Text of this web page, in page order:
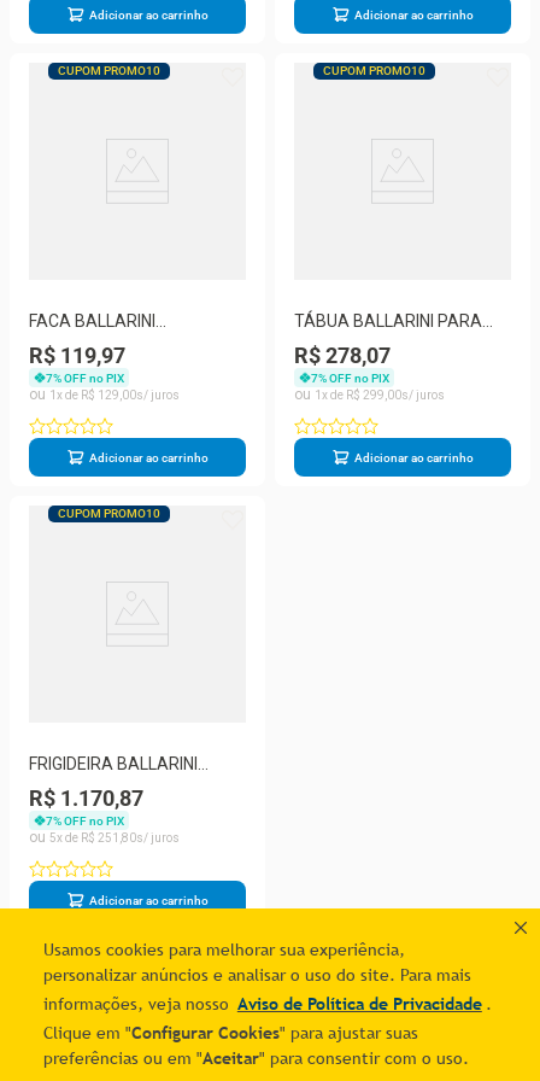
Usamos cookies para melhorar sua experiência,
personalizar anúncios e analisar o uso do site. Para mais
informações, veja nosso Aviso de Política de Privacidade .
Clique em "Configurar Cookies" para ajustar suas
preferências ou em "Aceitar" para consentir com o uso.
Adicionar ao carrinho Adicionar ao carrinho
CUPOM PROMO10
FACA BALLARINI
DESCASCAR 2 34 TANARO
185500710
R$ 119,97
7% OFF no PIX
1
R$ 129 00
Adicionar ao carrinho
CUPOM PROMO10
TÁBUA BALLARINI PARA
CORTAR EM MADEIRA
MÉDIA 186102000
R$ 278,07
7% OFF no PIX
1
R$ 299 00
Adicionar ao carrinho
CUPOM PROMO10
FRIGIDEIRA BALLARINI
SALINA GRANITIUM 32CM
750028240
R$ 1.170,87
7% OFF no PIX
5
R$ 251 80
Adicionar ao carrinho
1